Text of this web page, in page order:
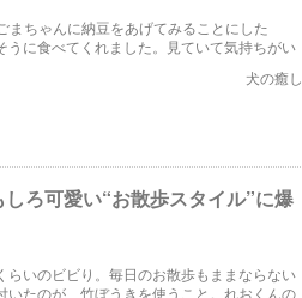
ちゃんに納豆をあげてみることにした
に食べてくれました。見ていて気持ちがい
犬の癒し
ろ可愛い“お散歩スタイル”に爆
いのビビり。毎日のお散歩もままならない
たのが、竹ぼうきを使うこと。れおくんの